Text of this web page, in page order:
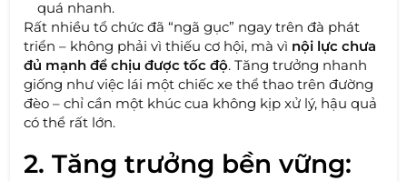
quá nhanh.
Rất nhiều tổ chức đã “ngã gục” ngay trên đà phát
triển – không phải vì thiếu cơ hội, mà vì nội lực chưa
đủ mạnh để chịu được tốc độ. Tăng trưởng nhanh
giống như việc lái một chiếc xe thể thao trên đường
đèo – chỉ cần một khúc cua không kịp xử lý, hậu quả
có thể rất lớn.
2. Tăng trưởng bền vững: